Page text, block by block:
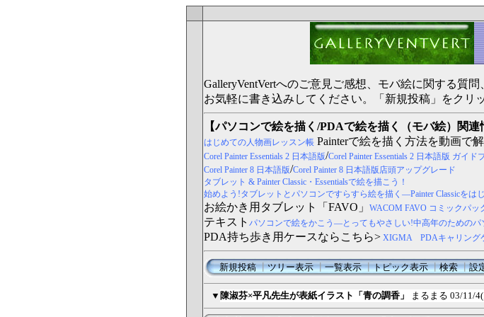
GalleryVentVertへのご意見ご感想、モバ絵に関する質問
お気軽に書き込みしてください。「新規投稿」をクリ
【パソコンで絵を描く/PDAで絵を描く（モバ絵）関連
はじめての人物画レッスン帳 Painterで絵を描く方法を動画で
Corel Painter Essentials 2 日本語版/Corel Painter Essentials 2 日本語版 ガイド
Corel Painter 8 日本語版/Corel Painter 8 日本語版店頭アップグレード
タブレット & Painter Classic・Essentialsで絵を描こう！
始めよう!タブレットとパソコンですらすら絵を描く―Painter Classicをは
お絵かき用タブレット「FAVO」 WACOM FAVO コミックパッ
テキスト パソコンで絵をかこう―とってもやさしい!中高年のためのパ
PDA持ち歩き用ケースならこちら> XIGMA PDAキャリング
新規投稿┃ツリー表示┃一覧表示┃トピック表示┃検索┃設
▼ 陳淑芬×平凡先生が表紙イラスト「青の調香」 まるまる 03/11/